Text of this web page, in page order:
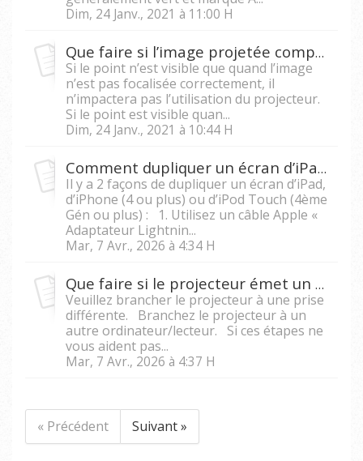
Dim, 24 Janv., 2021 à 11:00 H
Que faire si l’image projetée comporte un point blanc ou noir ?
Si le point n’est visible que quand l’image
n’est pas focalisée correctement, il
n’impactera pas l’utilisation du projecteur.
Si le point est visible quan...
Dim, 24 Janv., 2021 à 10:44 H
Comment dupliquer un écran d’iPad ou d’iPhone vers un projecteur ?
Il y a 2 façons de dupliquer un écran d’iPad,
d’iPhone (4 ou plus) ou d’iPod Touch (4ème
Gén ou plus) : 1. Utilisez un câble Apple «
Adaptateur Lightnin...
Mar, 7 Avr., 2026 à 4:34 H
Que faire si le projecteur émet un bruit aigu ?
Veuillez brancher le projecteur à une prise
différente. Branchez le projecteur à un
autre ordinateur/lecteur. Si ces étapes ne
vous aident pas...
Mar, 7 Avr., 2026 à 4:37 H
« Précédent Suivant »